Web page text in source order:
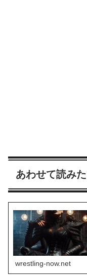
あわせて読み
wrestling-now.net